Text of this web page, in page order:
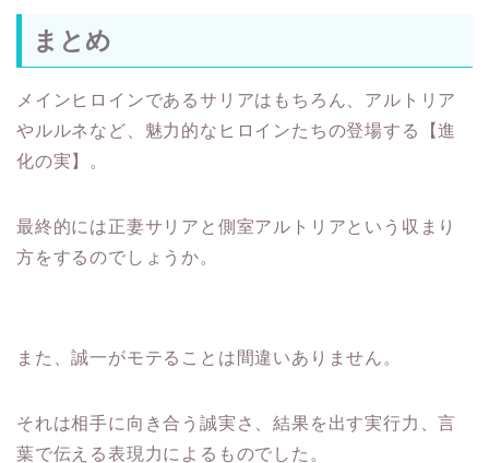
まとめ
メインヒロインであるサリアはもちろん、アルトリア
やルルネなど、魅力的なヒロインたちの登場する【進
化の実】。
最終的には正妻サリアと側室アルトリアという収まり
方をするのでしょうか。
また、誠一がモテることは間違いありません。
それは相手に向き合う誠実さ、結果を出す実行力、言
葉で伝える表現力によるものでした。